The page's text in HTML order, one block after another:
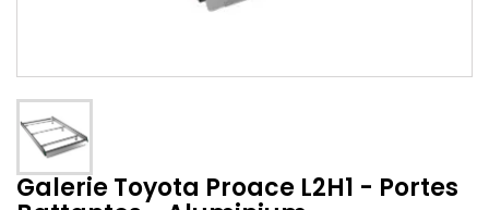
Galerie Toyota Proace L2H1 - Portes